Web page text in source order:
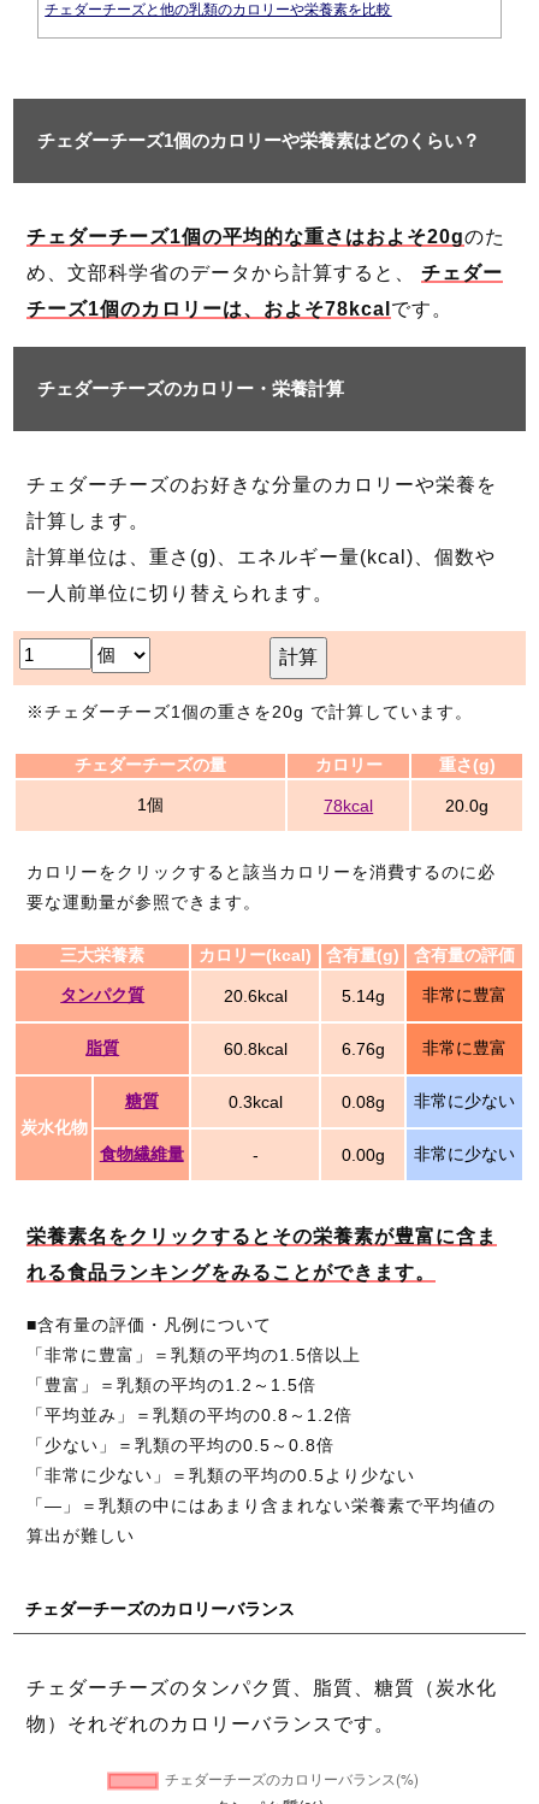
チェダーチーズと他の乳類のカロリーや栄養素を比較
チェダーチーズ1個のカロリーや栄養素はどのくらい？
チェダーチーズ1個の平均的な重さはおよそ20gのた
め、文部科学省のデータから計算すると、 チェダー
チーズ1個のカロリーは、およそ78kcal です。
チェダーチーズのカロリー・栄養計算
チェダーチーズのお好きな分量のカロリーや栄養を
計算します。
計算単位は、重さ(g)、エネルギー量(kcal)、個数や
一人前単位に切り替えられます。
計算
※チェダーチーズ1個の重さを20g で計算しています。
チェダーチーズの量 カロリー 重さ(g)
1個 78kcal 20.0g
カロリーをクリックすると該当カロリーを消費するのに必
要な運動量が参照できます。
三大栄養素 カロリー(kcal) 含有量(g) 含有量の評価
タンパク質 20.6kcal 5.14g 非常に豊富
脂質 60.8kcal 6.76g 非常に豊富
炭水化物
糖質 0.3kcal 0.08g 非常に少ない
食物繊維量 - 0.00g 非常に少ない
栄養素名をクリックするとその栄養素が豊富に含ま
れる食品ランキングをみることができます。
■含有量の評価・凡例について
「非常に豊富」＝乳類の平均の1.5倍以上
「豊富」＝乳類の平均の1.2～1.5倍
「平均並み」＝乳類の平均の0.8～1.2倍
「少ない」＝乳類の平均の0.5～0.8倍
「非常に少ない」＝乳類の平均の0.5より少ない
「―」＝乳類の中にはあまり含まれない栄養素で平均値の
算出が難しい
チェダーチーズのカロリーバランス
チェダーチーズのタンパク質、脂質、糖質（炭水化
物）それぞれのカロリーバランスです。